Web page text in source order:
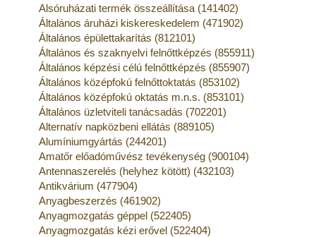
Alsóruházati termék összeállítása (141402)
Általános áruházi kiskereskedelem (471902)
Általános épülettakarítás (812101)
Általános és szaknyelvi felnőttképzés (855911)
Általános képzési célú felnőttképzés (855907)
Általános középfokú felnőttoktatás (853102)
Általános középfokú oktatás m.n.s. (853101)
Általános üzletviteli tanácsadás (702201)
Alternatív napközbeni ellátás (889105)
Alumíniumgyártás (244201)
Amatőr előadóművész tevékenység (900104)
Antennaszerelés (helyhez kötött) (432103)
Antikvárium (477904)
Anyagbeszerzés (461902)
Anyagmozgatás géppel (522405)
Anyagmozgatás kézi erővel (522404)